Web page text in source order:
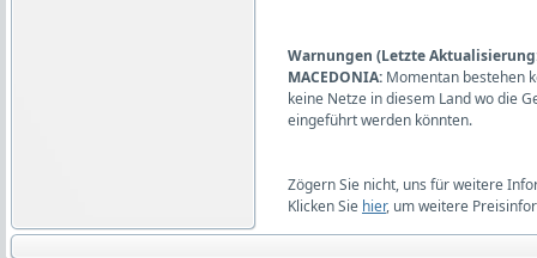
Warnungen (Letzte
MACEDONIA: Momentan bestehen
keine Netze in diesem Land wo die
eingeführt werden könnten.
Zögern Sie nicht, uns für weitere
Klicken Sie hier, um weitere